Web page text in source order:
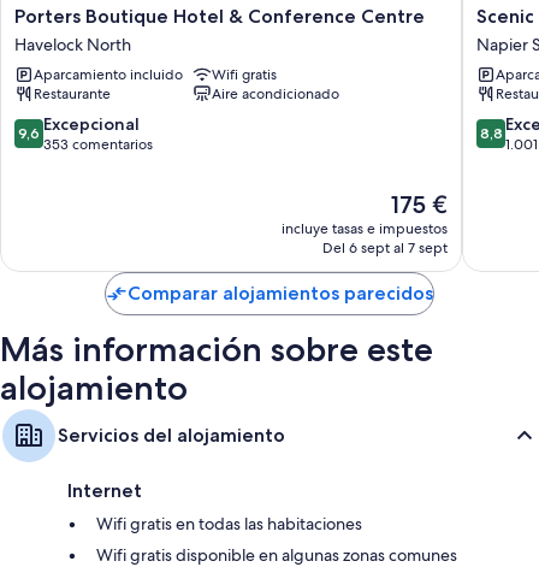
Porters
Boutique
Hotel
&
Conference
Centre
Havelock
Porters Boutique Hotel & Conference Centre
Havelock North
Aparcamiento incluido
Wifi gratis
Restaurante
Aire acondicionado
9.6
sobre
9,6 Excepcional
353 comentarios
El
precio
actual
de
175 €
175 €
incluye tasas e impuestos
Del 6 sept al 7 sept
Scenic
Hotel
Te
Pania
Napier
Sur
Napier
8.8
sobre
8,8
Comparar alojamientos parecidos
Más información sobre este
alojamiento
Servicios del alojamiento
Internet
Wifi gratis en todas las habitaciones
Wifi gratis disponible en algunas zonas comunes